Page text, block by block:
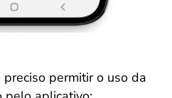
permitir o uso da